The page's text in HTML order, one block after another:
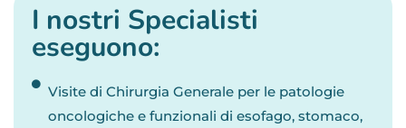
I nostri Specialisti
eseguono:
Visite di Chirurgia Generale per le patologie
oncologiche e funzionali di esofago, stomaco,